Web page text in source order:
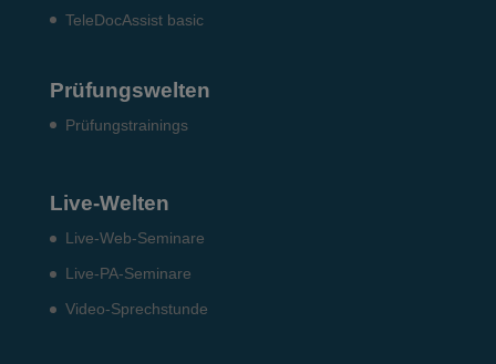
TeleDocAssist basic
Prüfungswelten
Prü­fungs­trai­nings
Live-Welten
Live-Web-Seminare
Live-PA-Seminare
Video-Sprechstunde